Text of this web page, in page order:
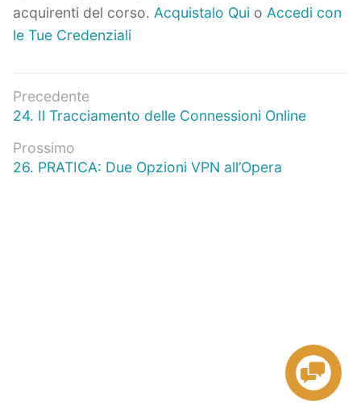
acquirenti del corso. Acquistalo Qui o Accedi con
le Tue Credenziali
Navigazione
articoli
Precedente
Articolo
24. Il Tracciamento delle Connessioni Online
Prossimo
Prossimo
26. PRATICA: Due Opzioni VPN all’Opera